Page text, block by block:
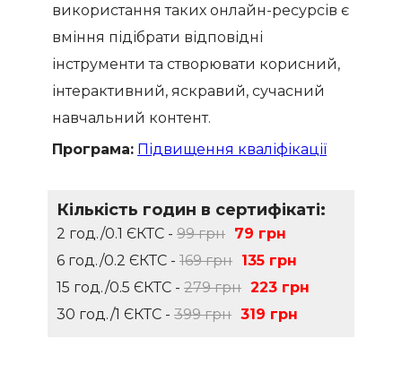
використання таких онлайн-ресурсів є
вміння підібрати відповідні
інструменти та створювати корисний,
інтерактивний, яскравий, сучасний
навчальний контент.
Програма: Підвищення кваліфікації
Кількість годин в сертифікаті:
2 год./0.1 ЄКТС - 99 грн 79 грн
6 год./0.2 ЄКТС - 169 грн 135 грн
15 год./0.5 ЄКТС - 279 грн 223 грн
30 год./1 ЄКТС - 399 грн 319 грн